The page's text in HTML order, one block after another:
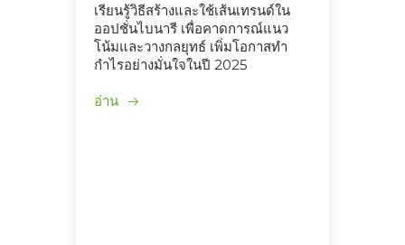
เรียนรู้วิธีสร้างและใช้เส้นเทรนด์ใน
ออปชั่นไบนารี เพื่อคาดการณ์แนว
โน้มและวางกลยุทธ์ เพิ่มโอกาสทำ
กำไรอย่างมั่นใจในปี 2025
อ่าน